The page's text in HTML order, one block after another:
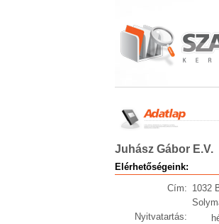
Juhász Gábor E.V.
Elérhetőségeink:
Cím: 1032
Nyitvatartás: